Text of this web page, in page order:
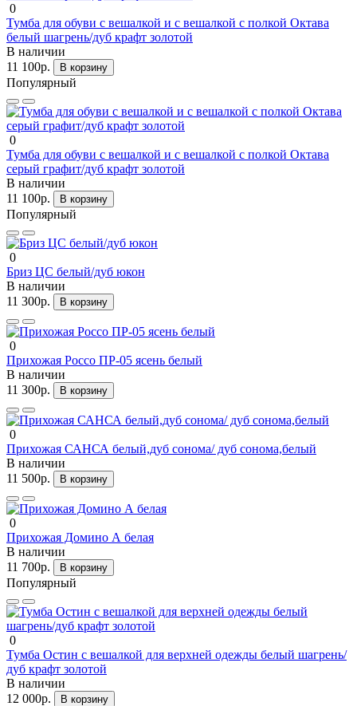
0
Тумба для обуви с вешалкой и с вешалкой с полкой Октава
белый шагрень/дуб крафт золотой
В наличии
11 100р.
В корзину
Популярный
0
Тумба для обуви с вешалкой и с вешалкой с полкой Октава
серый графит/дуб крафт золотой
В наличии
11 100р.
В корзину
Популярный
0
Бриз ЦС белый/дуб юкон
В наличии
11 300р.
В корзину
0
Прихожая Россо ПР-05 ясень белый
В наличии
11 300р.
В корзину
0
Прихожая САНСА белый,дуб сонома/ дуб сонома,белый
В наличии
11 500р.
В корзину
0
Прихожая Домино А белая
В наличии
11 700р.
В корзину
Популярный
0
Тумба Остин с вешалкой для верхней одежды белый шагрень/
дуб крафт золотой
В наличии
12 000р.
В корзину